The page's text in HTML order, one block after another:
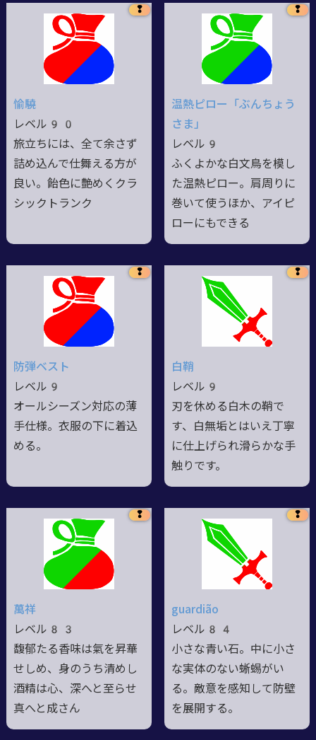
❢
愉驍
レベル90
旅立ちには、全て余さず
詰め込んで仕舞える方が
良い。飴色に艶めくクラ
シックトランク
❢
温熱ピロー「ぶんちょう
さま」
レベル9
ふくよかな白文鳥を模し
た温熱ピロー。肩周りに
巻いて使うほか、アイピ
ローにもできる
❢
防弾ベスト
レベル9
オールシーズン対応の薄
手仕様。衣服の下に着込
める。
❢
白鞘
レベル9
刃を休める白木の鞘で
す、白無垢とはいえ丁寧
に仕上げられ滑らかな手
触りです。
❢
萬祥
レベル83
馥郁たる香味は氣を昇華
せしめ、身のうち清めし
酒精は心、深へと至らせ
真へと成さん
❢
guardião
レベル84
小さな青い石。中に小さ
な実体のない蜥蜴がい
る。敵意を感知して防壁
を展開する。